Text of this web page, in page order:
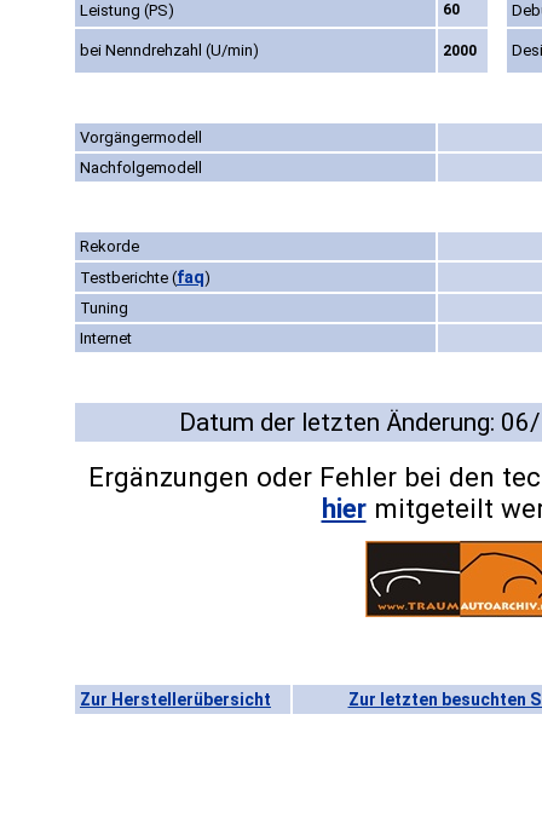
Leistung (PS)
60
bei Nenndrehzahl (U/min) 2000
Vorgängermodell
Nachfolgemodell
Rekorde
Testberichte (faq)
Tuning
Internet
Datum der letzten Änderung:
Ergänzungen oder Fehler bei den
hiermitgeteilt
Zur Herstellerübersicht Zur letzten besuchten